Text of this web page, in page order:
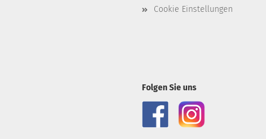
Cookie Einstellungen
Folgen Sie uns